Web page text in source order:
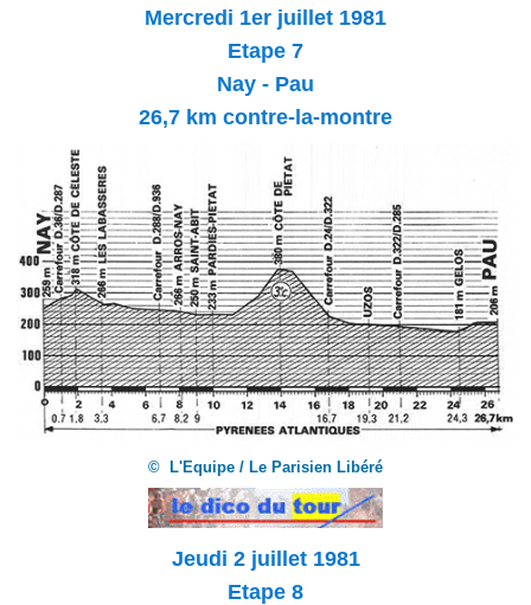
Mercredi 1er juillet 1981
Etape 7
Nay - Pau
26,7 km contre-la-montre
© L'Equipe / Le Parisien Libéré
Jeudi 2 juillet 1981
Etape 8